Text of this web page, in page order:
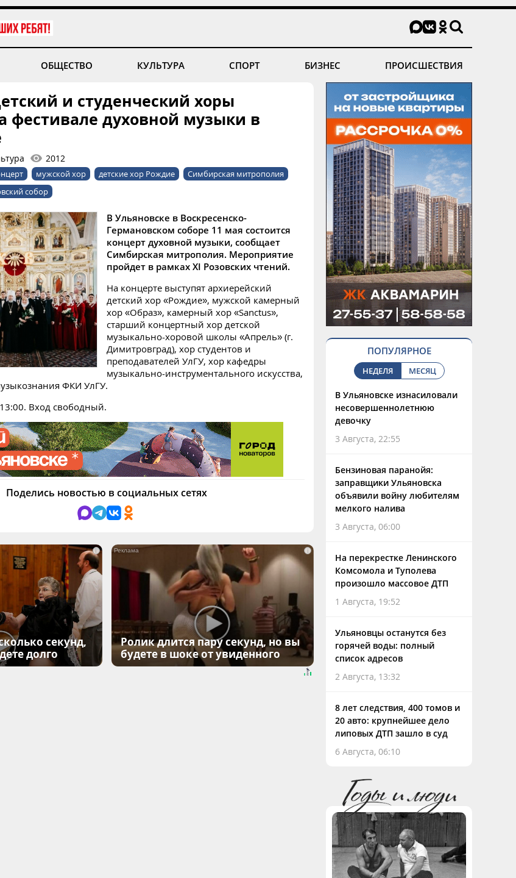
ОБЩЕСТВО КУЛЬТУРА СПОРТ БИЗНЕС ПРОИСШЕСТВИЯ
и студенческий хоры
фестивале духовной музыки в
2012
мужской хор детские хор Рождие
Симбирская митрополия
собор
В Ульяновске в Воскресенско-
Германовском соборе 11 мая состоится
концерт духовной музыки, сообщает
Симбирская митрополия. Мероприятие
пройдет в рамках XI Розовских чтений.
На концерте выступят архиерейский
детский хор «Рождие», мужской камерный
хор «Образ», камерный хор «Sanctus»,
старший концертный хор детской
музыкально-хоровой школы «Апрель» (г.
Димитровград), хор студентов и
преподавателей УлГУ, хор кафедры
музыкально-инструментального искусства,
ФКИ УлГУ.
Вход свободный.
Поделись новостью в социальных сетях
i
секунд,
долго
i
Ролик длится пару секунд, но вы
будете в шоке от увиденного
ПОПУЛЯРНОЕ
НЕДЕЛЯ МЕСЯЦ
В Ульяновске изнасиловали
несовершеннолетнюю
девочку
3 Августа, 22:55
Бензиновая паранойя:
заправщики Ульяновска
объявили войну любителям
мелкого налива
3 Августа, 06:00
На перекрестке Ленинского
Комсомола и Туполева
произошло массовое ДТП
1 Августа, 19:52
Ульяновцы останутся без
горячей воды: полный
список адресов
2 Августа, 13:32
8 лет следствия, 400 томов и
20 авто: крупнейшее дело
липовых ДТП зашло в суд
6 Августа, 06:10